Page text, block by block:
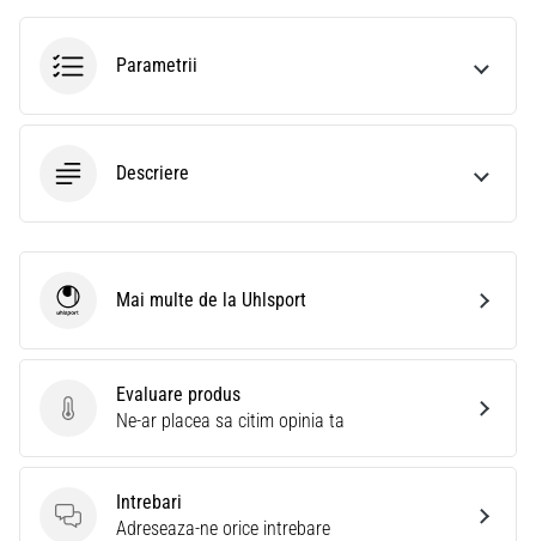
Parametrii
Descriere
Evaluare produs
Evaluare produs
Ne-ar placea sa citim opinia ta
Intrebari
Intrebari
Adreseaza-ne orice intrebare
UhlsportMai multe de la Uhlsport